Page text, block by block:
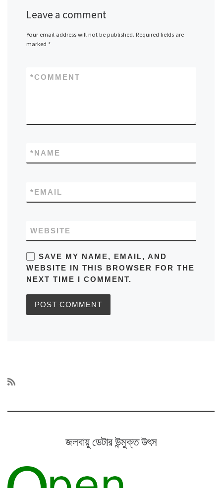
Leave a comment
Your email address will not be published. Required fields are
marked *
COMMENT
*
NAME
*
EMAIL
*
WEBSITE
SAVE MY NAME, EMAIL, AND
WEBSITE IN THIS BROWSER FOR THE
NEXT TIME I COMMENT.
জলবায়ু ডেটার উন্মুক্ত উৎস